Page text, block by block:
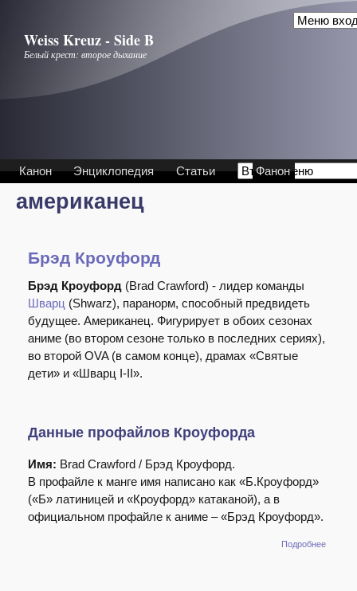
Weiss Kreuz - Side B
Белый крест: второе дыхание
Канон Энциклопедия Статьи Фанон
американец
Брэд Кроуфорд
Брэд Кроуфорд (Brad Crawford) - лидер команды
Шварц (Shwarz), паранорм, способный предвидеть
будущее. Американец. Фигурирует в обоих сезонах
аниме (во втором сезоне только в последних сериях),
во второй OVA (в самом конце), драмах «Святые
дети» и «Шварц I-II».
Данные профайлов Кроуфорда
Имя: Brad Crawford / Брэд Кроуфорд.
В профайле к манге имя написано как «Б.Кроуфорд»
(«Б» латиницей и «Кроуфорд» катаканой), а в
официальном профайле к аниме – «Брэд Кроуфорд».
Подробнее